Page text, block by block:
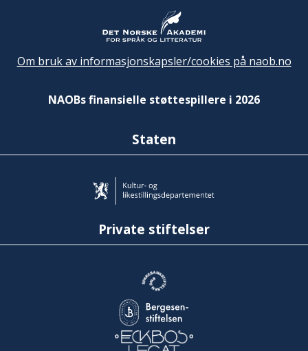
Om bruk av informasjonskapsler/cookies på naob.no
NAOBs finansielle støttespillere i 2026
Staten
Private stiftelser